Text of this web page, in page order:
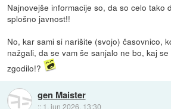
Najnovejše informacije so, da so celo tako
splošno javnost!!
No, kar sami si narišite (svojo) časovnico,
nažgali, da se vam še sanjalo ne bo, kaj
zgodilo!?
gen Maister
:: 1. jun 2026, 13:30